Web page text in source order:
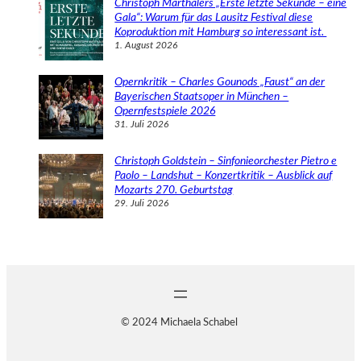
Christoph Marthalers „Erste letzte Sekunde – eine
Gala“: Warum für das Lausitz Festival diese
Koproduktion mit Hamburg so interessant ist.
1. August 2026
Opernkritik – Charles Gounods „Faust“ an der
Bayerischen Staatsoper in München –
Opernfestspiele 2026
31. Juli 2026
Christoph Goldstein – Sinfonieorchester Pietro e
Paolo – Landshut – Konzertkritik – Ausblick auf
Mozarts 270. Geburtstag
29. Juli 2026
© 2024 Michaela Schabel